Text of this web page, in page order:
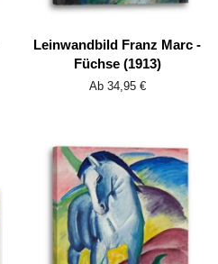
Leinwandbild Franz Marc -
Füchse (1913)
Ab 34,95 €